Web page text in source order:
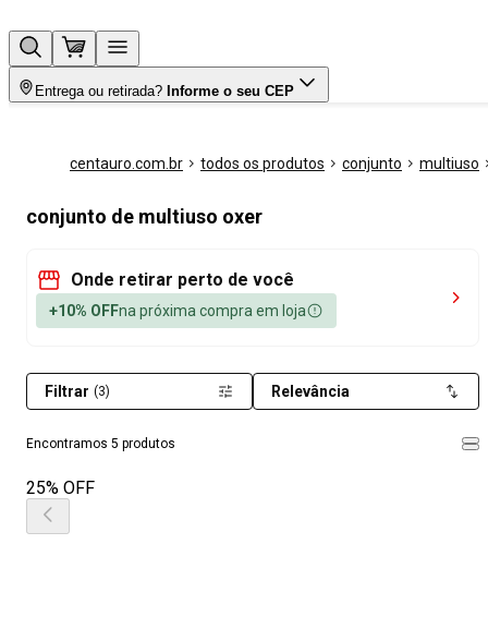
Entrega ou retirada? Informe o seu CEP
centauro.com.br todos os produtos conjunto multiuso
conjunto de multiuso oxer
Onde retirar perto de você
+10% OFFna próxima compra em loja
Encontramos 5 produtos
Filtrar (3) Relevância
25% OFF